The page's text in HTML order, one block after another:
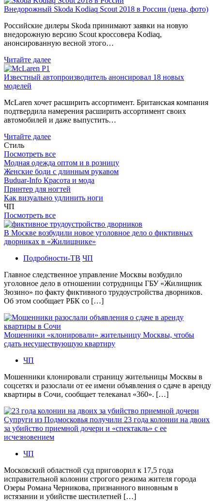
Внедорожный Skoda Kodiaq Scout 2018 в России (цена, фото)
Российские дилеры Skoda принимают заявки на новую
внедорожную версию Scout кроссовера Kodiaq,
анонсированную весной этого…
Читайте далее
Известный автопроизводитель анонсировал 18 новых
моделей
McLaren хочет расширить ассортимент. Британская компания
подтвердила намерения расширить ассортимент своих
автомобилей и даже выпустить…
Читайте далее
Стиль
Посмотреть все
Модная одежда оптом и в розницу
Женские боди с длинным рукавом
Buduar-Info Красота и мода
Принтер для ногтей
Как визуально удлинить ноги
ЧП
Посмотреть все
В Москве возбудили новое уголовное дело о фиктивных
дворниках в «Жилищнике»
Подробности-ТВ ЧП
Главное следственное управление Москвы возбудило
уголовное дело в отношении сотрудницы ГБУ «Жилищник
Зюзино» по факту фиктивного трудоустройства дворников.
Об этом сообщает РБК со […]
Мошенники «клонировали» жительницу Москвы, чтобы
сдать несуществующую квартиру
ЧП
Мошенники клонировали страницу жительницы Москвы в
соцсетях и разослали от ее имени объявления о сдаче в аренду
квартиры в Сочи, сообщает телеканал «360». […]
Супруги из Подмосковья получили 23 года колонии на двоих
за убийство приемной дочери и «спектакль» с ее
исчезновением
ЧП
Московский областной суд приговорил к 17,5 года
исправительной колонии строгого режима жителя города
Озеры Романа Черникова, признанного виновным в
истязании и убийстве шестилетней […]